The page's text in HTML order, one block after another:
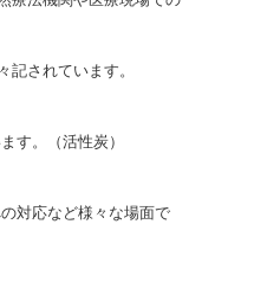
されています。
す。（活性炭）
対応など様々な場面で